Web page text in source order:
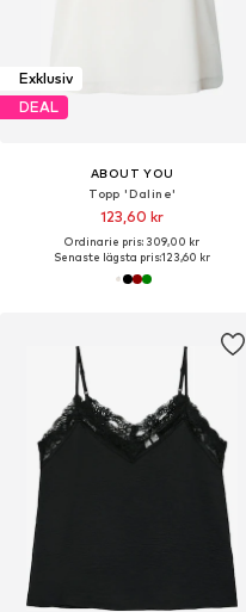
Exklusiv
DEAL
ABOUT YOU
Topp 'Daline'
123,60 kr
Ordinarie pris: 309,00 kr
Senaste lägsta pris:123,60 kr